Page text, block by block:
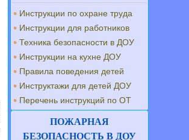
Инструкции по охране труда
Инструкции для работников
Техника безопасности в ДОУ
Инструкции на кухне ДОУ
Правила поведения детей
Инструктажи для детей ДОУ
Перечень инструкций по ОТ
ПОЖАРНАЯ
БЕЗОПАСНОСТЬ В ДОУ